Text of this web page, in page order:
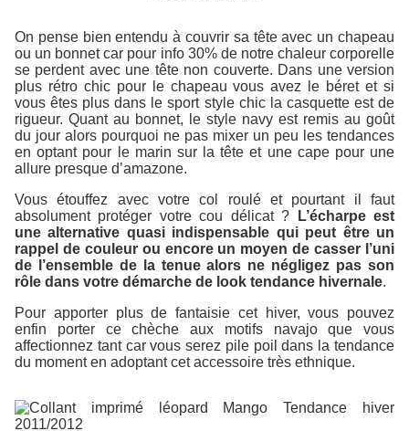
On pense bien entendu à couvrir sa tête avec un chapeau
ou un bonnet car pour info 30% de notre chaleur corporelle
se perdent avec une tête non couverte. Dans une version
plus rétro chic pour le chapeau vous avez le béret et si
vous êtes plus dans le sport style chic la casquette est de
rigueur. Quant au bonnet, le style navy est remis au goût
du jour alors pourquoi ne pas mixer un peu les tendances
en optant pour le marin sur la tête et une cape pour une
allure presque d’amazone.
Vous étouffez avec votre col roulé et pourtant il faut
absolument protéger votre cou délicat ?
L’écharpe est
une alternative quasi indispensable qui peut être un
rappel de couleur ou encore un moyen de casser l’uni
de l’ensemble de la tenue alors ne négligez pas son
rôle dans votre démarche de look tendance hivernale.
Pour apporter plus de fantaisie cet hiver, vous pouvez
enfin porter ce chèche aux motifs navajo que vous
affectionnez tant car vous serez pile poil dans la tendance
du moment en adoptant cet accessoire très ethnique.